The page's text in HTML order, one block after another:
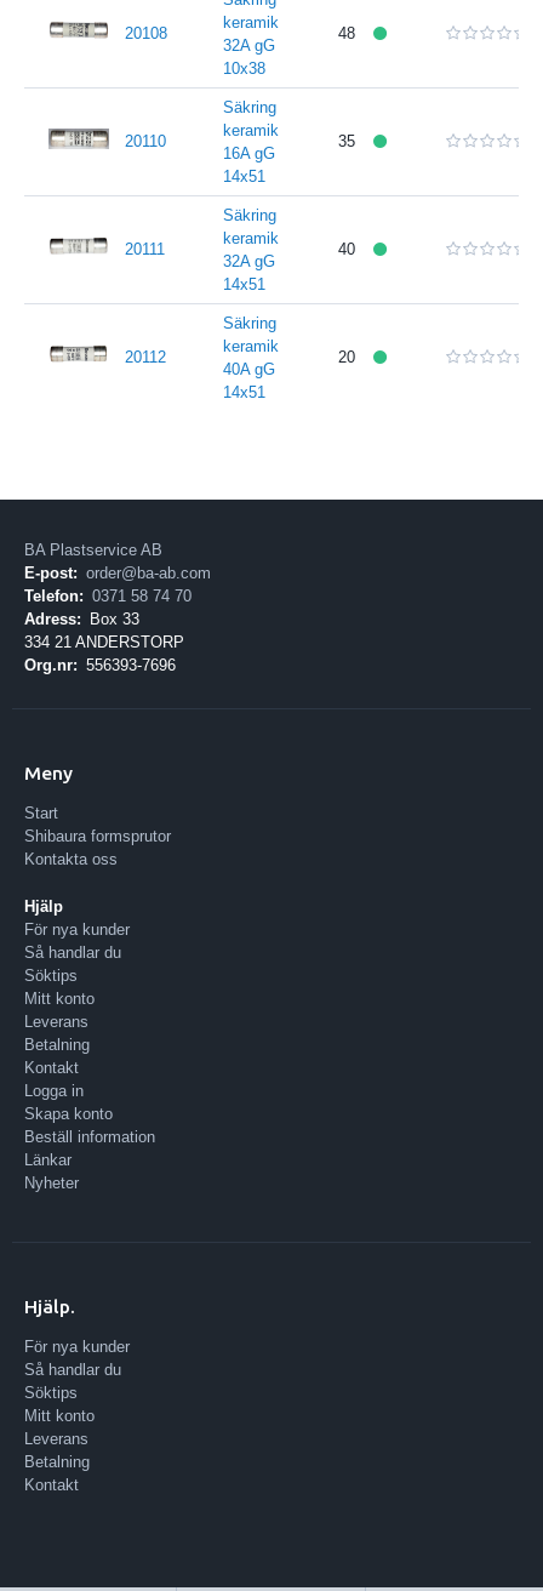
20108
keramik
32A gG
10x38
48
20110
Säkring
keramik
16A gG
14x51
35
20111
Säkring
keramik
32A gG
14x51
40
20112
Säkring
keramik
40A gG
14x51
20
BA Plastservice AB
E-post: order@ba-ab.com
Telefon: 0371 58 74 70
Adress:
Box 33
334 21 ANDERSTORP
Org.nr: 556393-7696
Meny
Start
Shibaura formsprutor
Kontakta oss
Hjälp
För nya kunder
Så handlar du
Söktips
Mitt konto
Leverans
Betalning
Kontakt
Logga in
Skapa konto
Beställ information
Länkar
Nyheter
Hjälp.
För nya kunder
Så handlar du
Söktips
Mitt konto
Leverans
Betalning
Kontakt